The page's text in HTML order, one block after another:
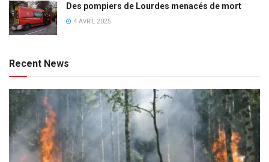
Des pompiers de Lourdes menacés de mort
4 AVRIL 2025
Recent News